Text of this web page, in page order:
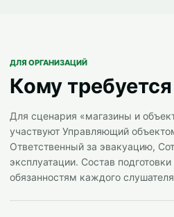
ДЛЯ ОРГАНИЗАЦИЙ
Кому
Для сценария «магазины и
участвуют Управляющий
Ответственный за эвакуацию,
эксплуатации. Состав
обязанностям каждого